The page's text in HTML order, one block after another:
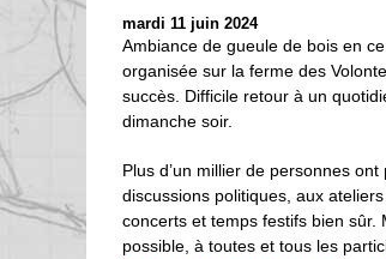
mardi 11 juin 2024
Ambiance de gueule de bois en
organisée sur la ferme des
succès. Difficile retour à un
dimanche soir.
Plus d’un millier de personnes
discussions politiques, aux
concerts et temps festifs bien sûr.
possible, à toutes et tous les